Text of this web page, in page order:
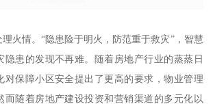
火情。“隐患险于明火，防范重于救灾”，智慧
隐患的发现不再难。随着房地产行业的蒸蒸日
对保障小区安全提出了更高的要求，物业管理
而随着房地产建设投资和营销渠道的多元化以